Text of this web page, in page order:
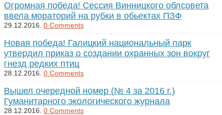
Огромная победа! Сессия Винницкого облсовета
ввела мораторий на рубки в обьектах ПЗФ
29.12.2016. 0 Comments
Новая победа! Галицкий национальный парк
утвердил приказ о создании охранных зон вокруг
гнезд редких птиц
28.12.2016. 0 Comments
Вышел очередной номер (№ 4 за 2016 г.)
Гуманитарного экологического журнала
28.12.2016. 0 Comments